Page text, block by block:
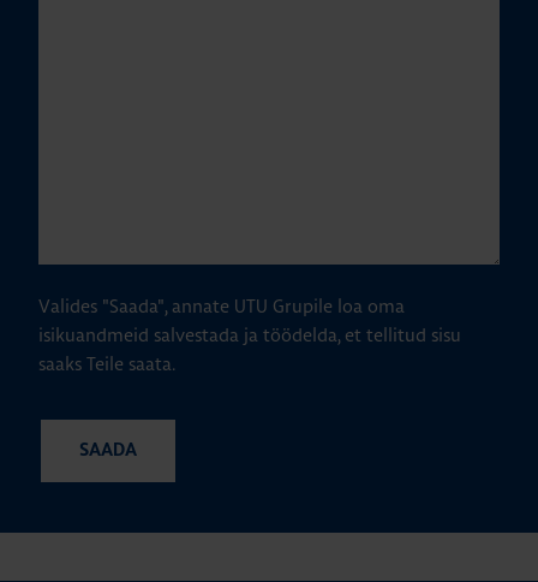
Valides "Saada", annate UTU Grupile loa oma
isikuandmeid salvestada ja töödelda, et tellitud sisu
saaks Teile saata.